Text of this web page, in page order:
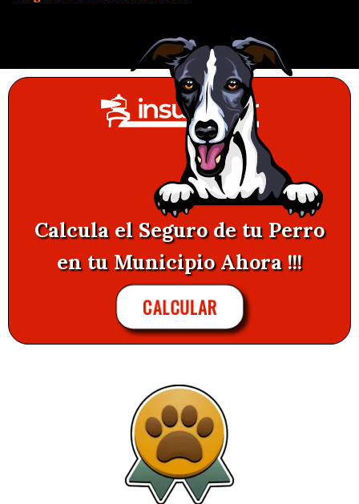
Calcula el Seguro de tu Perro
en tu Municipio Ahora !!!
CALCULAR